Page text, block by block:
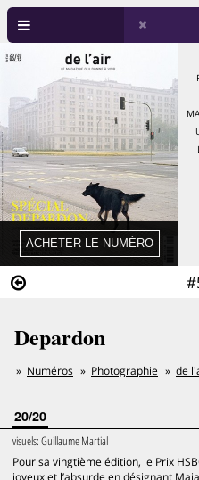
Depardon
Numéros Photographie de
20/20
visuels:Guillaume Martial
Pour sa vingtième édition, le Prix
joyeux et l’absurde en désignant